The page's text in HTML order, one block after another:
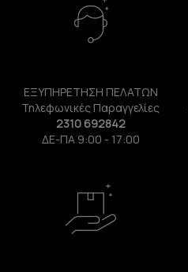
ΕΞΥΠΗΡΕΤΗΣΗ ΠΕΛΑΤΩΝ
Τηλεφωνικές Παραγγελίες
2310 692842
ΔΕ-ΠΑ 9:00 - 17:00